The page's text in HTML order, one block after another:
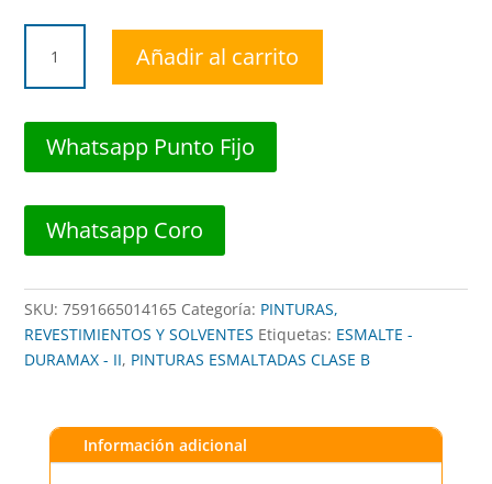
80556501
ESMALTE
BRILLANTE
DURAMAX
cantidad
Añadir al carrito
Whatsapp Punto Fijo
Whatsapp Coro
SKU:7591665014165 Categoría: PINTURAS,
REVESTIMIENTOS Y SOLVENTES Etiquetas: ESMALTE -
DURAMAX - II, PINTURAS ESMALTADAS CLASE B
Información adicional